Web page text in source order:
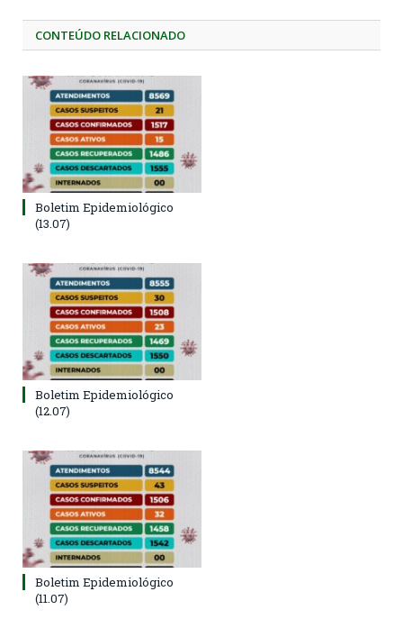
CONTEÚDO RELACIONADO
Boletim Epidemiológico
(13.07)
Boletim Epidemiológico
(12.07)
Boletim Epidemiológico
(11.07)